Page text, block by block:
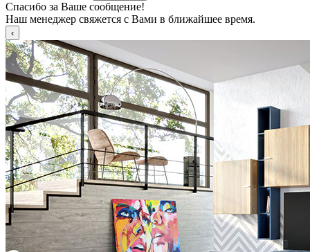
Спасибо за Ваше сообщение!
Наш менеджер свяжется с Вами в ближайшее время.